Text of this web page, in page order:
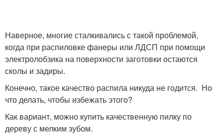
Наверное, многие сталкивались с такой проблемой,
когда при распиловке фанеры или ЛДСП при помощи
электролобзика на поверхности заготовки остаются
сколы и задиры.
Конечно, такое качество распила никуда не годится. Но
что делать, чтобы избежать этого?
Как вариант, можно купить качественную пилку по
дереву с мелким зубом.